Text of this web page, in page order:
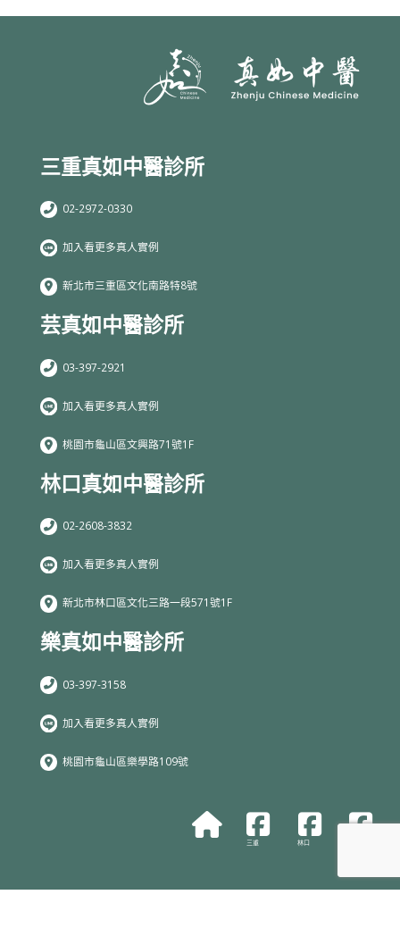
三重真如中醫診所
02-2972-0330
加入看更多真人實例
新北市三重區文化南路特8號
芸真如中醫診所
03-397-2921
加入看更多真人實例
桃園市龜山區文興路71號1F
林口真如中醫診所
02-2608-3832
加入看更多真人實例
新北市林口區文化三路一段571號1F
樂真如中醫診所
03-397-3158
加入看更多真人實例
桃園市龜山區樂學路109號